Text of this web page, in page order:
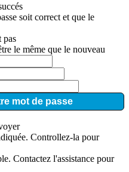
soit correct et que le
pas
le même que le nouveau
mot de passe
Controllez-la pour
Contactez l'assistance pour